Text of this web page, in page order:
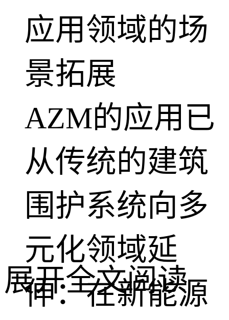
应用领域的场
景拓展
AZM的应用已
从传统的建筑
围护系统向多
元化领域延
伸：在新能源
展开全文阅读